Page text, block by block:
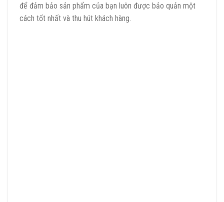
để đảm bảo sản phẩm của bạn luôn được bảo quản một
cách tốt nhất và thu hút khách hàng.